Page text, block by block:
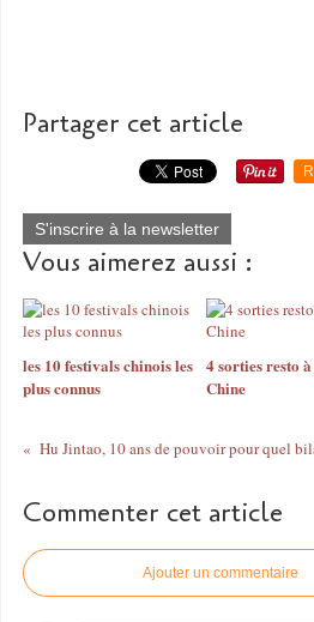
Partager cet article
S'inscrire à la newsletter
Vous aimerez aussi :
les 10 festivals chinois les
plus connus
4 sorties resto
Chine
Hu Jintao, 10 ans de pouvoir pour quel
Commenter cet article
Ajouter un commentaire